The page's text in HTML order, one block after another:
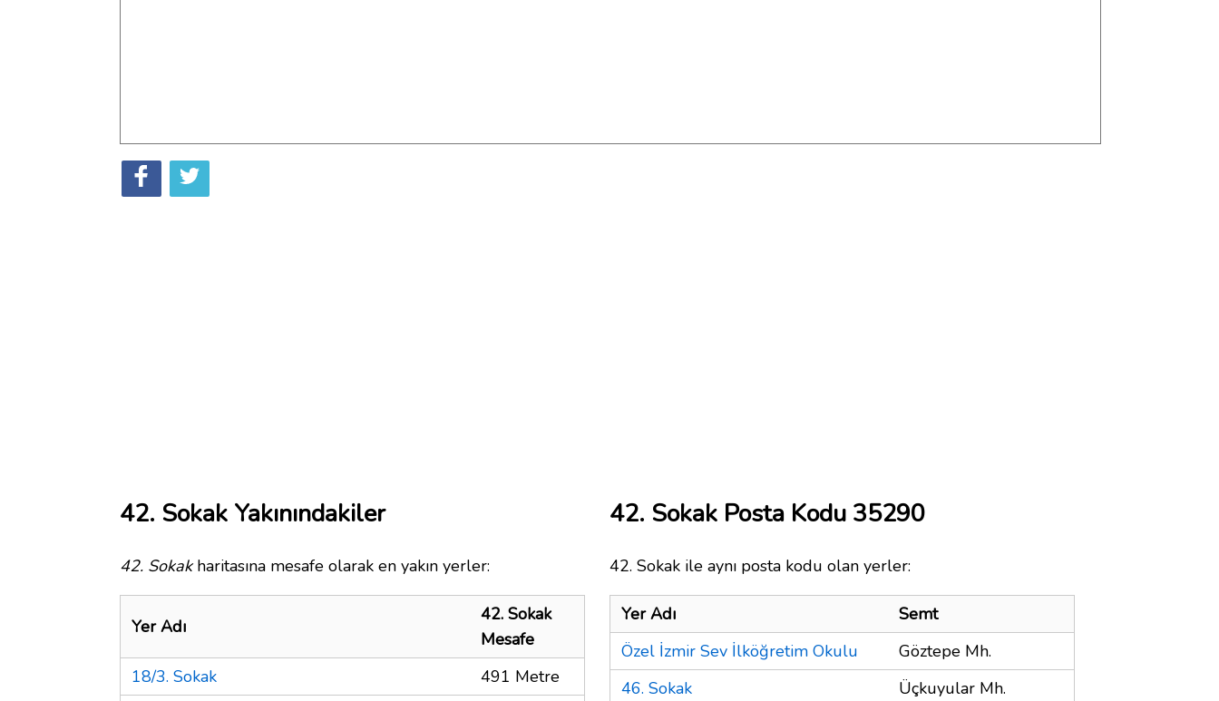
42. Sokak Yakınındakiler
42. Sokakharitasına mesafe olarak en yakın yerler:
Yer Adı
42. Sokak
Mesafe
18/3. Sokak
491 Metre
42. Sokak Posta Kodu 35290
42. Sokak ile aynı posta kodu olan yerler:
Yer Adı
Semt
Özel İzmir Sev İlköğretim Okulu
Göztepe Mh.
46. Sokak
Üçkuyular Mh.